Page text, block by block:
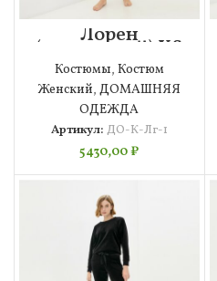
Лорен
(горчичный) XS
Костюм
велюровый
Костюмы, Костюм
Женский,ДОМАШНЯЯ
ОДЕЖДА
Артикул: ДО-К-Лг-1
5430,00₽